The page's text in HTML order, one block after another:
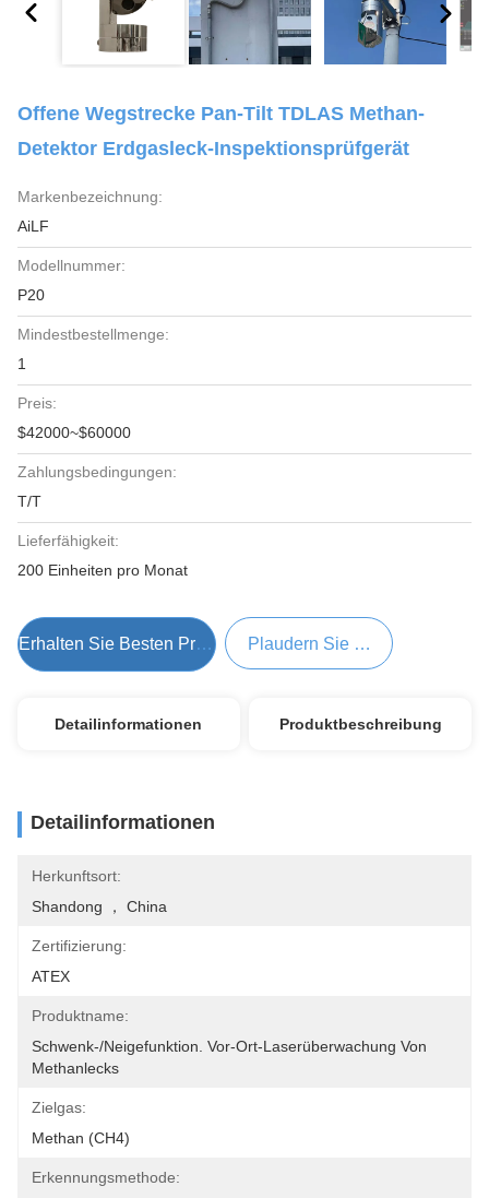
Offene Wegstrecke Pan-Tilt TDLAS Methan-
Detektor Erdgasleck-Inspektionsprüfgerät
Markenbezeichnung:
AiLF
Modellnummer:
P20
Mindestbestellmenge:
1
Preis:
$42000~$60000
Zahlungsbedingungen:
T/T
Lieferfähigkeit:
200 Einheiten pro Monat
Erhalten Sie Besten Preis Plaudern Sie Jetzt
Detailinformationen Produktbeschreibung
Detailinformationen
Herkunftsort:
Shandong ， China
Zertifizierung:
ATEX
Produktname:
Schwenk-/Neigefunktion. Vor-Ort-Laserüberwachung Von
Methanlecks
Zielgas:
Methan (CH4)
Erkennungsmethode: